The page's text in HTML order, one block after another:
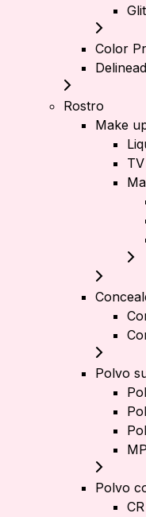
Color
Rostro
Make
Polvo
Polvo
CR